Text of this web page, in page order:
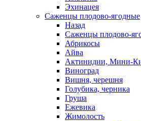
Эхинацея
Саженцы плодово-ягодные
Назад
Саженцы плодово-
Абрикосы
Айва
Актинидии, Мини-
Виноград
Вишня, черешня
Голубика, черника
Груша
Ежевика
Жимолость